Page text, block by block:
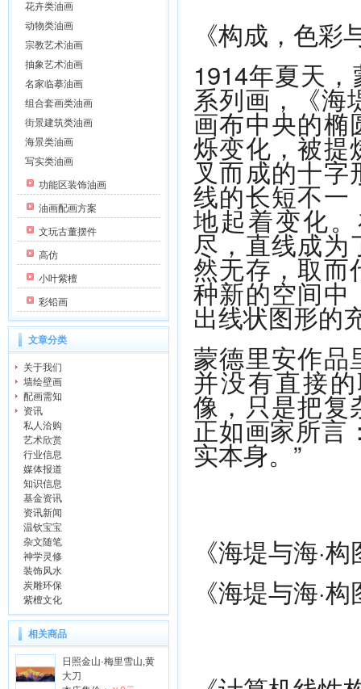
花卉类油画
动物类油画
宗教艺术油画
抽象艺术油画
名家临摹油画
组合套画类油画
街景建筑类油画
海景类油画
写实类油画
功能区装饰油画
油画配画方案
文玩古董摆件
高仿
小叶紫檀
彩铅画
文章分类
关于我们
墙绘壁画
配画需知
资讯
私人洽购
艺术欣赏
行业信息
媒体报道
知识信息
基金资讯
资讯新闻
温钦宝宝
杂文随笔
神学灵修
装饰风水
炭雕环保
紫檀文化
相关商品
日照金山·梅里雪山,黄
大刀
《构成，色
1914年夏天
系列画，《海
画布中央的椭
烁变化，被提
叉而成的十字
线的长短不一
地起着变化
尽，直线成为
然无存，取而
种新的空间中
出线状图形的
蒙德里安作品
并没有直接
像，只是把复
正如画家所言
实本身。”
《海堤与海·
《海堤与海·